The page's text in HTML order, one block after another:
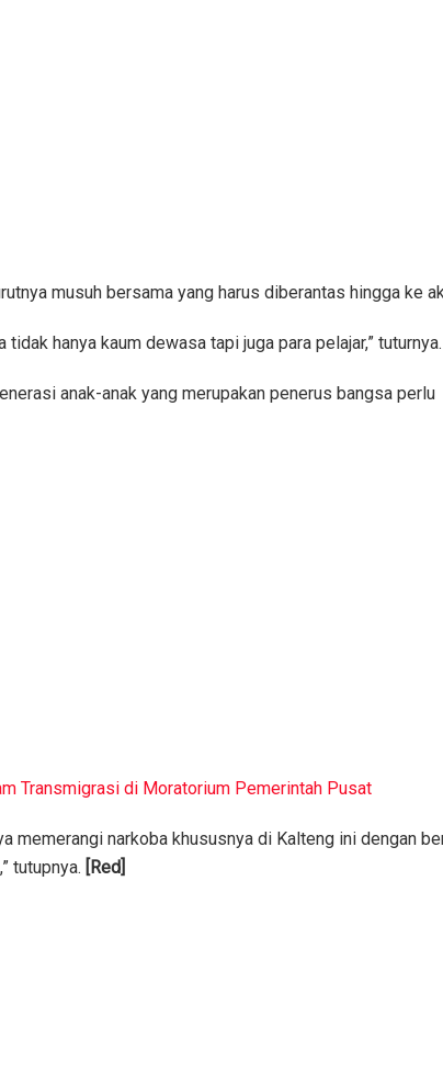
musuh bersama yang harus diberantas hingga ke
hanya kaum dewasa tapi juga para pelajar,” tuturnya.
anak-anak yang merupakan penerus bangsa perlu
Transmigrasi di Moratorium Pemerintah Pusat
memerangi narkoba khususnya di Kalteng ini dengan
tutupnya. [Red]